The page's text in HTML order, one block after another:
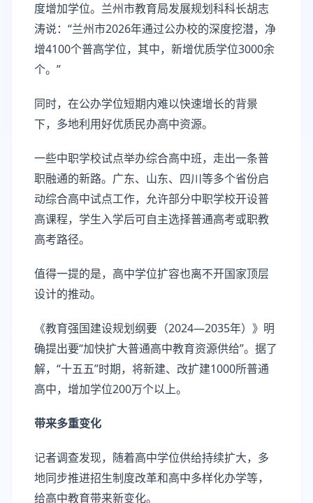
度增加学位。兰州市教育局发展规划科科长胡志
涛说：“兰州市2026年通过公办校的深度挖潜，净
增4100个普高学位，其中，新增优质学位3000余
个。”
同时，在公办学位短期内难以快速增长的背景
下，多地利用好优质民办高中资源。
一些中职学校试点举办综合高中班，走出一条普
职融通的新路。广东、山东、四川等多个省份启
动综合高中试点工作，允许部分中职学校开设普
高课程，学生入学后可自主选择普通高考或职教
高考路径。
值得一提的是，高中学位扩容也离不开国家顶层
设计的推动。
《教育强国建设规划纲要（2024—2035年）》明
确提出要“加快扩大普通高中教育资源供给”。据了
解，“十五五”时期，将新建、改扩建1000所普通
高中，增加学位200万个以上。
带来多重变化
记者调查发现，随着高中学位供给持续扩大，多
地同步推进招生制度改革和高中多样化办学等，
给高中教育带来新变化。